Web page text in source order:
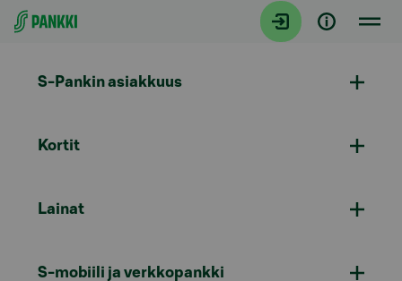
Siirry suoraan sisältöön
S-Pankin asiakkuus
Kortit
Lainat
S-mobiili ja verkkopankki